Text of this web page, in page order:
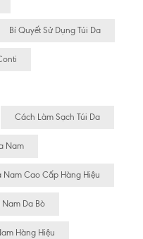
Bí Quyết Sử Dụng Túi Da
Cách Làm Sạch Túi Da
Nam
Nam Cao Cấp Hàng Hiệu
Da Bò
Hàng Hiệu